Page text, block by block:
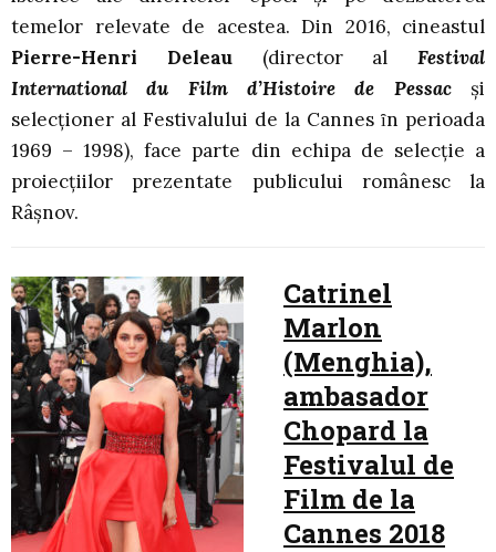
temelor relevate de acestea. Din 2016, cineastul
Pierre-Henri Deleau(director al Festival
International du Film d’Histoire de Pessac
și
selecţioner al Festivalului de la Cannes ȋn perioada
1969 – 1998), face parte din echipa de selecție a
proiecțiilor prezentate publicului românesc la
Râșnov.
Catrinel
Marlon
(Menghia),
ambasador
Chopard la
Festivalul de
Film de la
Cannes 2018